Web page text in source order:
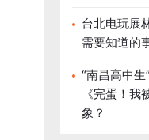
台北电玩展
需要知道的
“南昌高中
《完蛋！我
象？